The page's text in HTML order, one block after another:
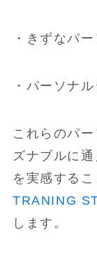
・きずなパ
・パーソナ
これらのパ
ズナブルに
を実感する
TRANING
します。